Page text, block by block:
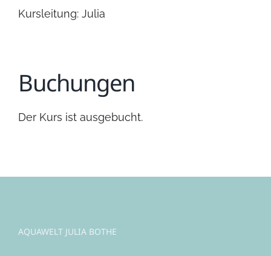
Kursleitung: Julia
Buchungen
Der Kurs ist ausgebucht.
AQUAWELT JULIA BOTHE